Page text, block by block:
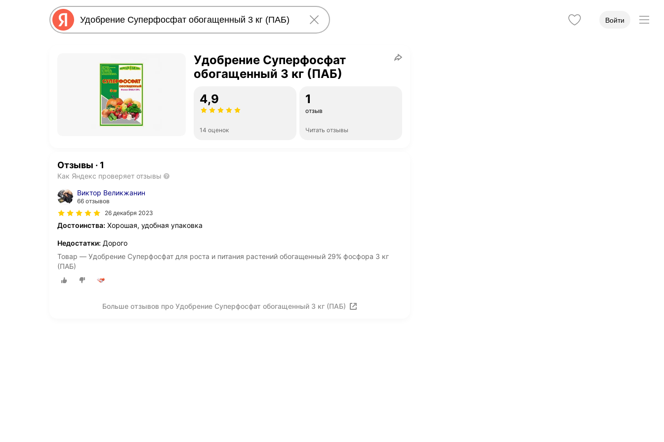
Войти
Удобрение Суперфосфат
обогащенный 3 кг (ПАБ)
4,9
14 оценок
1
отзыв
Читать отзывы
Отзывы · 1
Как Яндекс проверяет отзывы
Виктор Великжанин
66 отзывов
26 декабря 2023
Достоинства: Хорошая, удобная упаковка
Недостатки: Дорого
Товар — Удобрение Суперфосфат для роста и питания растений обогащенный 29% фосфора 3 кг
(ПАБ)
Больше отзывов про Удобрение Суперфосфат обогащенный 3 кг (ПАБ)